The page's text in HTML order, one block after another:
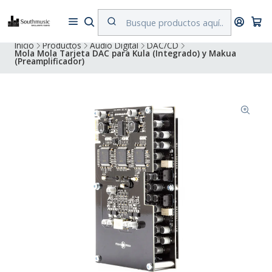
Despacho a todo Chile. Envíos gratuitos a Región Metropolitana por
compras superiores a $500.000
Inicio Productos Audio Digital DAC/CD
Mola Mola Tarjeta DAC para Kula (Integrado) y Makua
(Preamplificador)